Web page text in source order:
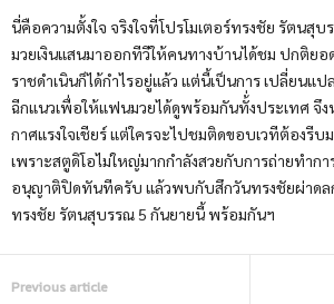
นี่คือความตั้งใจ จริงใจที่โปรโมเตอร์ทรงชัย รัตนสุ
มวยเงินแสนมาออกทีวีให้คนทางบ้านได้ชม ปกติยอ
ราชดำเนินก็ได้กำไรอยู่แล้ว แต่นี้เป็นการ เปลี่ยนแป
ฉีกแนวเพื่อให้แฟนมวยได้ดูพร้อมกันทั้่งประเทศ จึง
กาศแรงใจเชียร์ แต่ใครจะไปชมติดขอบเวทีต้องรี
เพราะสตูดิโอไม่ใหญ่มากกำลังสวยกับการถ่ายทำก
อนุญาติปิดทันทีครับ แล้วพบกับสึกวันทรงชัยผ่าดล
ทรงชัย รัตนสุบรรณ 5 กันยายนี้ พร้อมกันฯ
Previous article